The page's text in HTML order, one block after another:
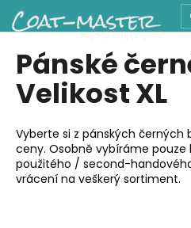
Přejít
na
obsah
Pánské
Velikost XL
Vyberte si z pánských černých
ceny. Osobně vybíráme pouze
použitého / second-
vrácení na veškerý sortiment.
o
C
o
p
o
t
ř